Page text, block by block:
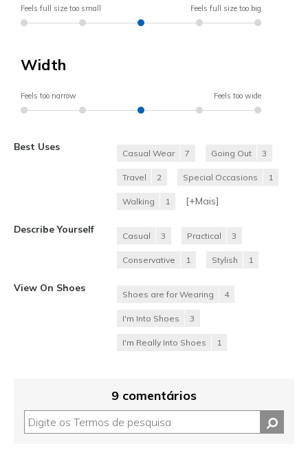
Feels full size too small Feels full size too big
Width
Feels too narrow Feels too wide
Best Uses
Casual Wear 7 Going Out 3
Travel 2 Special Occasions 1
Walking 1 [+Mais]
Describe Yourself
Casual 3 Practical 3
Conservative 1 Stylish 1
View On Shoes
Shoes are for Wearing 4
I'm Into Shoes 3
I'm Really Into Shoes 1
9 comentários